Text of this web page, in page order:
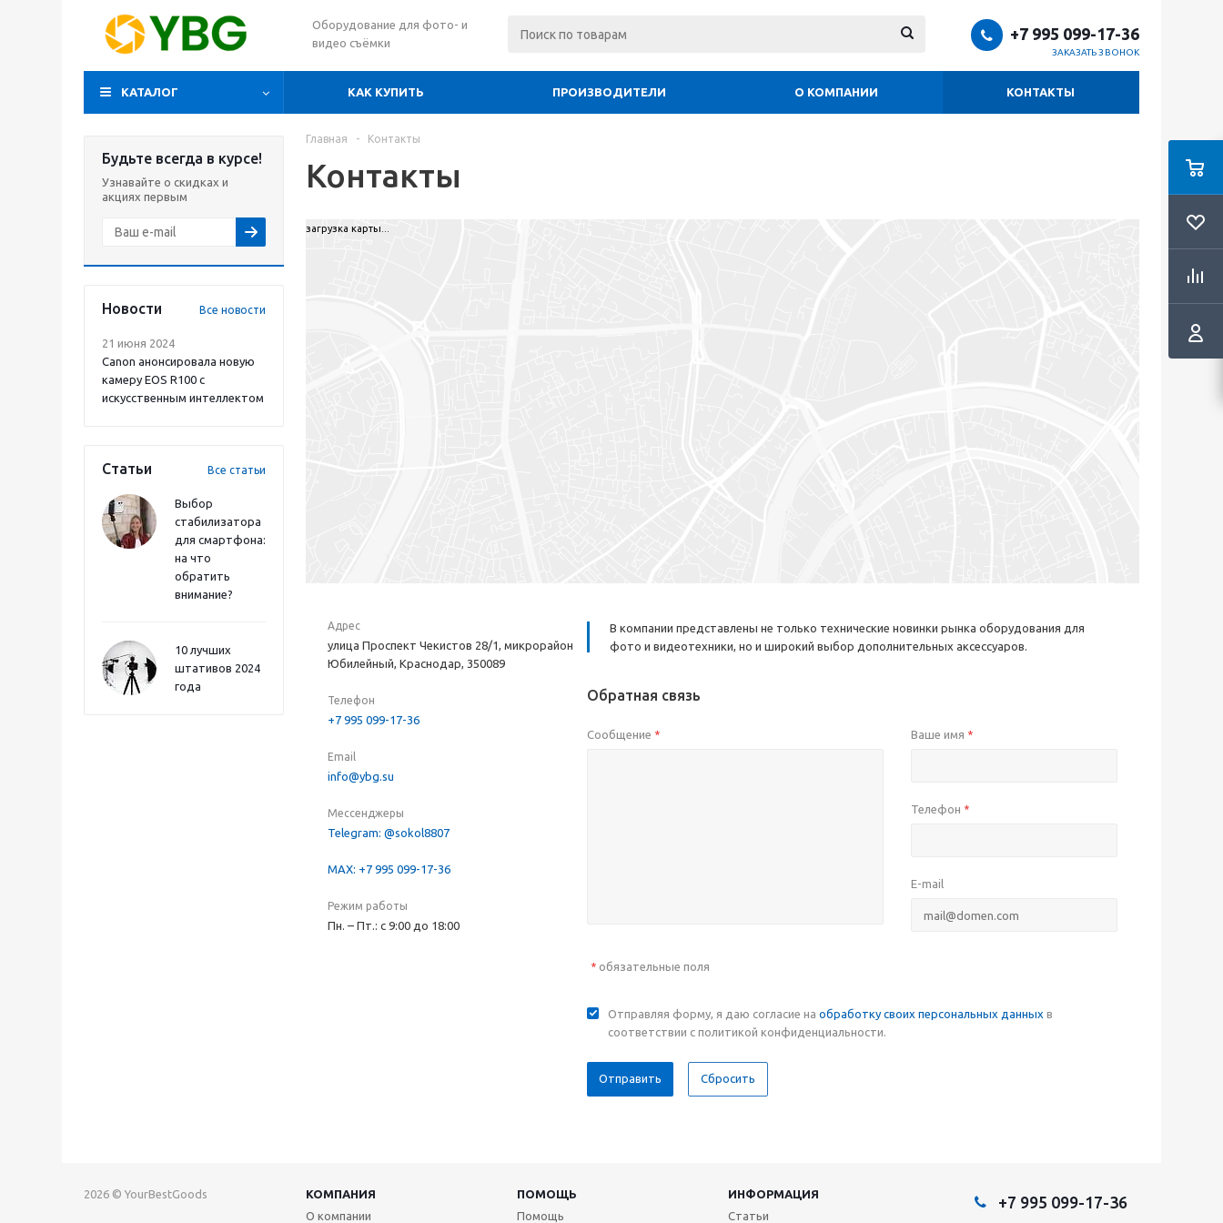
Оборудование для фото- и
видео съёмки
+7 995 099-17-36
ЗАКАЗАТЬ ЗВОНОК
КАТАЛОГ КАК КУПИТЬ ПРОИЗВОДИТЕЛИ О КОМПАНИИ КОНТАКТЫ
Будьте всегда в курсе!
Узнавайте о скидках и
акциях первым
Новости Все новости
21 июня 2024
Canon анонсировала новую
камеру EOS R100 с
искусственным интеллектом
Статьи Все статьи
Выбор
стабилизатора
для смартфона:
на что
обратить
внимание?
10 лучших
штативов 2024
года
Главная - Контакты
Контакты
загрузка карты...
Адрес
улица Проспект Чекистов 28/1, микрорайон
Юбилейный, Краснодар, 350089
Телефон
+7 995 099-17-36
Email
info@ybg.su
Мессенджеры
Telegram: @sokol8807
MAX: +7 995 099-17-36
Режим работы
Пн. – Пт.: с 9:00 до 18:00
В компании представлены не только технические новинки рынка оборудования для
фото и видеотехники, но и широкий выбор дополнительных аксессуаров.
Обратная связь
Сообщение * Ваше имя *
Телефон *
E-mail
* обязательные поля
Отправляя форму, я даю согласие на обработку своих персональных данных в
соответствии с политикой конфиденциальности.
Отправить Сбросить
2026 © YourBestGoods КОМПАНИЯ ПОМОЩЬ
ИНФОРМАЦИЯ
О компании
Помощь Статьи
+7 995 099-17-36